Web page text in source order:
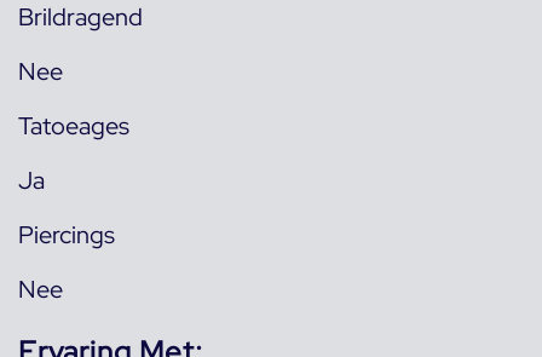
Brildragend
Nee
Tatoeages
Ja
Piercings
Nee